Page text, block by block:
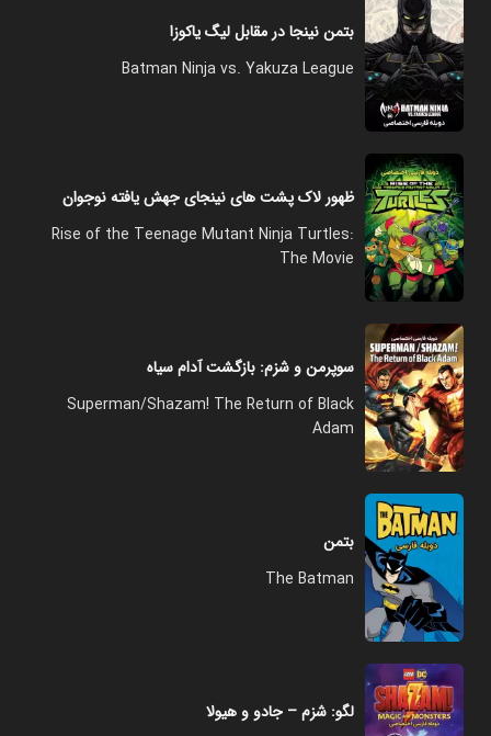
بتمن نینجا در مقابل لیگ یاکوزا
Batman Ninja vs. Yakuza League
ظهور لاک‌ پشت‌ های نینجای جهش‌ یافته نوجوان
Rise of the Teenage Mutant Ninja Turtles:
The Movie
سوپرمن و شزم: بازگشت آدام سیاه
Superman/Shazam! The Return of Black
Adam
بتمن
The Batman
لگو: شزم – جادو و هیولا